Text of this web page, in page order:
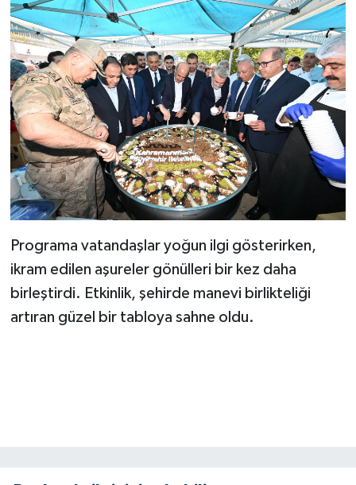
Programa vatandaşlar yoğun ilgi gösterirken,
ikram edilen aşureler gönülleri bir kez daha
birleştirdi. Etkinlik, şehirde manevi birlikteliği
artıran güzel bir tabloya sahne oldu.
BİLİM TEKNOLOJİ
ASAYİŞ
SEÇİM 2015
ÇEVRE
BİLİM VE TEKNOLOJİ
YARIŞMALAR
HABERDE İNSAN